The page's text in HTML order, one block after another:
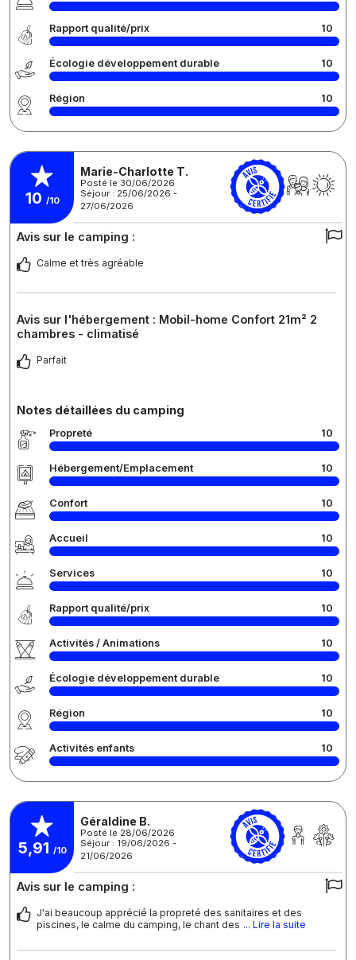
Rapport qualité/prix 10
Écologie développement durable 10
Région 10
10 /10
Marie-Charlotte T.
Posté le 30/06/2026
Séjour : 25/06/2026 -
27/06/2026
Avis sur le camping :
Calme et très agréable
Avis sur l'hébergement : Mobil-home Confort 21m² 2
chambres - climatisé
Parfait
Notes détaillées du camping
Propreté 10
Hébergement/Emplacement 10
Confort 10
Accueil 10
Services 10
Rapport qualité/prix 10
Activités / Animations 10
Écologie développement durable 10
Région 10
Activités enfants 10
5,91 /10
Géraldine B.
Posté le 28/06/2026
Séjour : 19/06/2026 -
21/06/2026
Avis sur le camping :
J'ai beaucoup apprécié la propreté des sanitaires et des
piscines, le calme du camping, le chant des ... Lire la suite